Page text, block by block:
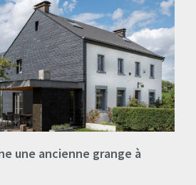
une ancienne grange à